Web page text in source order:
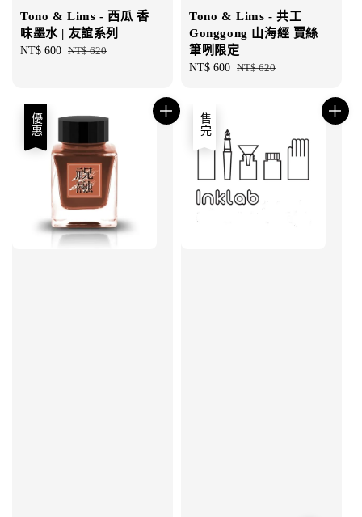
Tono & Lims - 西瓜 香
味墨水 | 友誼系列
Sale
NT$ 600 Regular
NT$ 620
Tono & Lims - 共工
Gonggong 山海經 賈絲
筆咧限定
Sale
NT$ 600 Regular
NT$ 620
優惠 售完